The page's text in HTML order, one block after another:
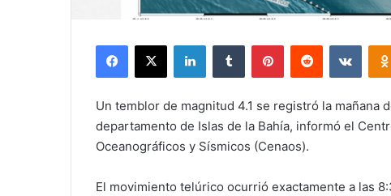
Facebook
X LinkedInTumblr PinterestReddit
Un temblor de magnitud 4.1 se registró la
departamento de Islas de la Bahía, informó el
Oceanográficos y Sísmicos (Cenaos).
El movimiento telúrico ocurrió exactamente a las